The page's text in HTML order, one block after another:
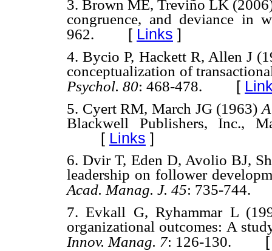
3. Brown ME, Treviño LK
congruence, and deviance in
962. [ Links ]
4. Bycio P, Hackett R, Allen J
conceptualization of
Psychol. 80: 468-478. [
5. Cyert RM, March JG (1963)
Blackwell Publishers, Inc.,
[ Links ]
6. Dvir T, Eden D, Avolio BJ,
leadership on follower
Acad. Manag. J. 45: 735-744.
7. Evkall G, Ryhammar L
organizational outcomes: A
Innov. Manag. 7: 126-130.